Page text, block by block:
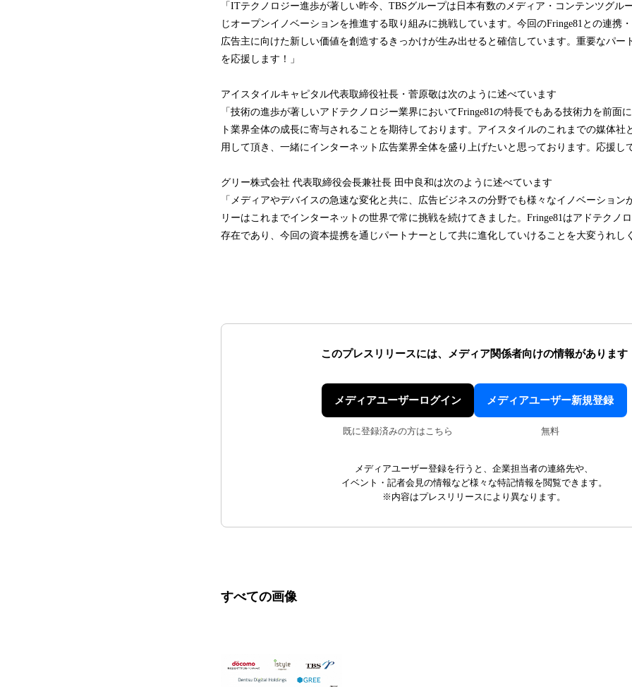
「ITテクノロジー進歩が著しい昨今、TBSグループは日本有数のメディア・コンテンツグル
じオープンイノベーションを推進する取り組みに挑戦しています。今回のFringe81との連携
広告主に向けた新しい価値を創造するきっかけが生み出せると確信しています。重要なパー
を応援します！」
アイスタイルキャピタル代表取締役社長・菅原敬は次のように述べています
「技術の進歩が著しいアドテクノロジー業界においてFringe81の特長でもある技術力を前面
ト業界全体の成長に寄与されることを期待しております。アイスタイルのこれまでの媒体社
用して頂き、一緒にインターネット広告業界全体を盛り上げたいと思っております。応援し
グリー株式会社 代表取締役会長兼社長 田中良和は次のように述べています
「メディアやデバイスの急速な変化と共に、広告ビジネスの分野でも様々なイノベーション
リーはこれまでインターネットの世界で常に挑戦を続けてきました。Fringe81はアドテクノ
存在であり、今回の資本提携を通じパートナーとして共に進化していけることを大変うれし
このプレスリリースには、 メディア関係者向けの情報があります
メディアユーザーログイン
既に登録済みの方はこちら
メディアユーザー新規登録
無料
メディアユーザー登録を行うと、企業担当者の連絡先や、
イベント・記者会見の情報など様々な特記情報を閲覧できます。
※内容はプレスリリースにより異なります。
すべての画像